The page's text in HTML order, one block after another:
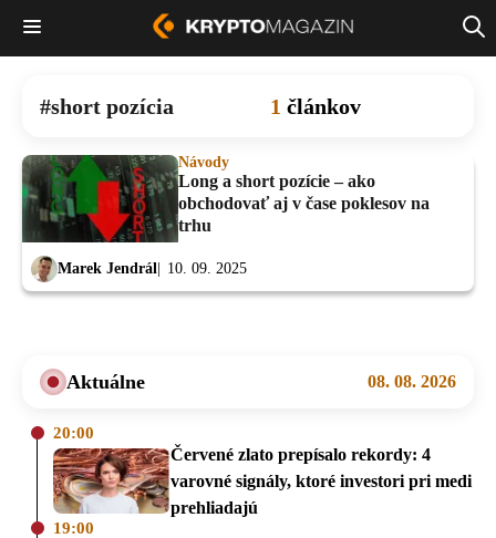
short pozícia 1 článkov
Návody
Long a short pozície – ako
obchodovať aj v čase poklesov na
trhu
Marek Jendrál 10. 09. 2025
Aktuálne 08. 08. 2026
20:00
Červené zlato prepísalo rekordy: 4
varovné signály, ktoré investori pri medi
prehliadajú
19:00